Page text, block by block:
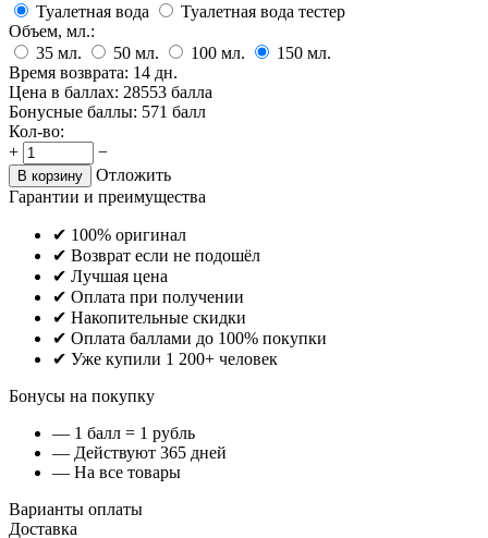
Туалетная вода
Туалетная вода тестер
Объем, мл.:
35 мл. 50 мл. 100 мл. 150 мл.
Время возврата: 14 дн.
Цена в баллах: 28553 балла
Бонусные баллы: 571 балл
Кол-во:
+
−
В корзину
Отложить
Гарантии и преимущества
✔ 100% оригинал
✔ Возврат если не подошёл
✔ Лучшая цена
✔ Оплата при получении
✔ Накопительные скидки
✔ Оплата баллами до 100% покупки
✔ Уже купили 1 200+ человек
Бонусы на покупку
— 1 балл = 1 рубль
— Действуют 365 дней
— На все товары
Варианты оплаты
Доставка